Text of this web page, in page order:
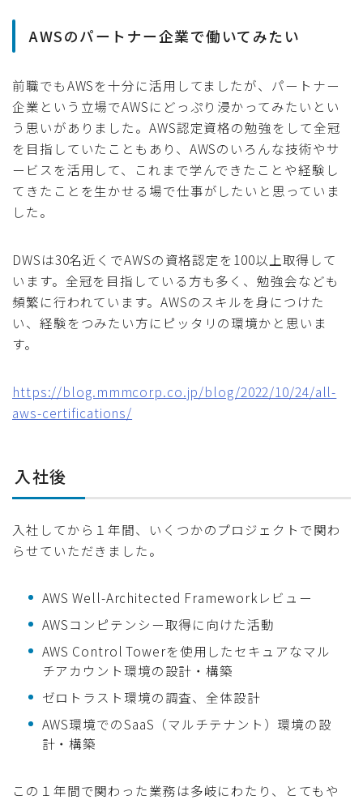
AWSのパートナー企業で働いてみたい
前職でもAWSを十分に活用してましたが、パートナー
企業という立場でAWSにどっぷり浸かってみたいとい
う思いがありました。AWS認定資格の勉強をして全冠
を目指していたこともあり、AWSのいろんな技術やサ
ービスを活用して、これまで学んできたことや経験し
てきたことを生かせる場で仕事がしたいと思っていま
した。
DWSは30名近くでAWSの資格認定を100以上取得して
います。全冠を目指している方も多く、勉強会なども
頻繁に行われています。AWSのスキルを身につけた
い、経験をつみたい方にピッタリの環境かと思いま
す。
https://blog.mmmcorp.co.jp/blog/2022/10/24/all-
aws-certifications/
入社後
入社してから１年間、いくつかのプロジェクトで関わ
らせていただきました。
AWS Well-Architected Frameworkレビュー
AWSコンピテンシー取得に向けた活動
AWS Control Towerを使用したセキュアなマル
チアカウント環境の設計・構築
ゼロトラスト環境の調査、全体設計
AWS環境でのSaaS（マルチテナント）環境の設
計・構築
この１年間で関わった業務は多岐にわたり、とてもや